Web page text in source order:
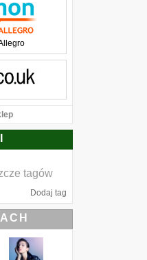
tagów
Dodaj tag